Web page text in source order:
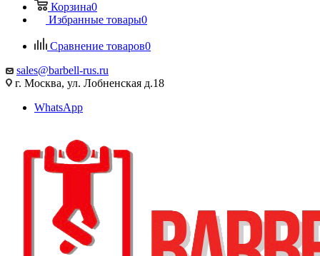
Корзина0
Избранные товары0
Сравнение товаров0
sales@barbell-rus.ru
г. Москва, ул. Лобненская д.18
WhatsApp